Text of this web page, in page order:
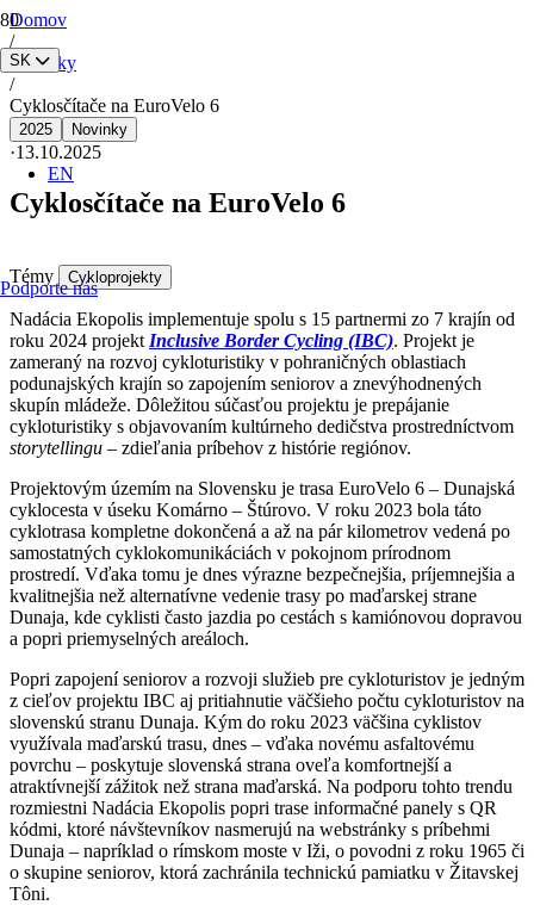
SK
EN
Podporte nás
Domov
/
Novinky
/
Cyklosčítače na EuroVelo 6
2025 Novinky
·13.10.2025
Cyklosčítače na EuroVelo 6
Témy Cykloprojekty
Nadácia Ekopolis implementuje spolu s 15 partnermi zo 7 krajín od
roku 2024 projekt Inclusive Border Cycling (IBC). Projekt je
zameraný na rozvoj cykloturistiky v pohraničných oblastiach
podunajských krajín so zapojením seniorov a znevýhodnených
skupín mládeže. Dôležitou súčasťou projektu je prepájanie
cykloturistiky s objavovaním kultúrneho dedičstva prostredníctvom
storytellingu – zdieľania príbehov z histórie regiónov.
Projektovým územím na Slovensku je trasa EuroVelo 6 – Dunajská
cyklocesta v úseku Komárno – Štúrovo. V roku 2023 bola táto
cyklotrasa kompletne dokončená a až na pár kilometrov vedená po
samostatných cyklokomunikáciách v pokojnom prírodnom
prostredí. Vďaka tomu je dnes výrazne bezpečnejšia, príjemnejšia a
kvalitnejšia než alternatívne vedenie trasy po maďarskej strane
Dunaja, kde cyklisti často jazdia po cestách s kamiónovou dopravou
a popri priemyselných areáloch.
Popri zapojení seniorov a rozvoji služieb pre cykloturistov je jedným
z cieľov projektu IBC aj pritiahnutie väčšieho počtu cykloturistov na
slovenskú stranu Dunaja. Kým do roku 2023 väčšina cyklistov
využívala maďarskú trasu, dnes – vďaka novému asfaltovému
povrchu – poskytuje slovenská strana oveľa komfortnejší a
atraktívnejší zážitok než strana maďarská. Na podporu tohto trendu
rozmiestni Nadácia Ekopolis popri trase informačné panely s QR
kódmi, ktoré návštevníkov nasmerujú na webstránky s príbehmi
Dunaja – napríklad o rímskom moste v Iži, o povodni z roku 1965 či
o skupine seniorov, ktorá zachránila technickú pamiatku v Žitavskej
Tôni.